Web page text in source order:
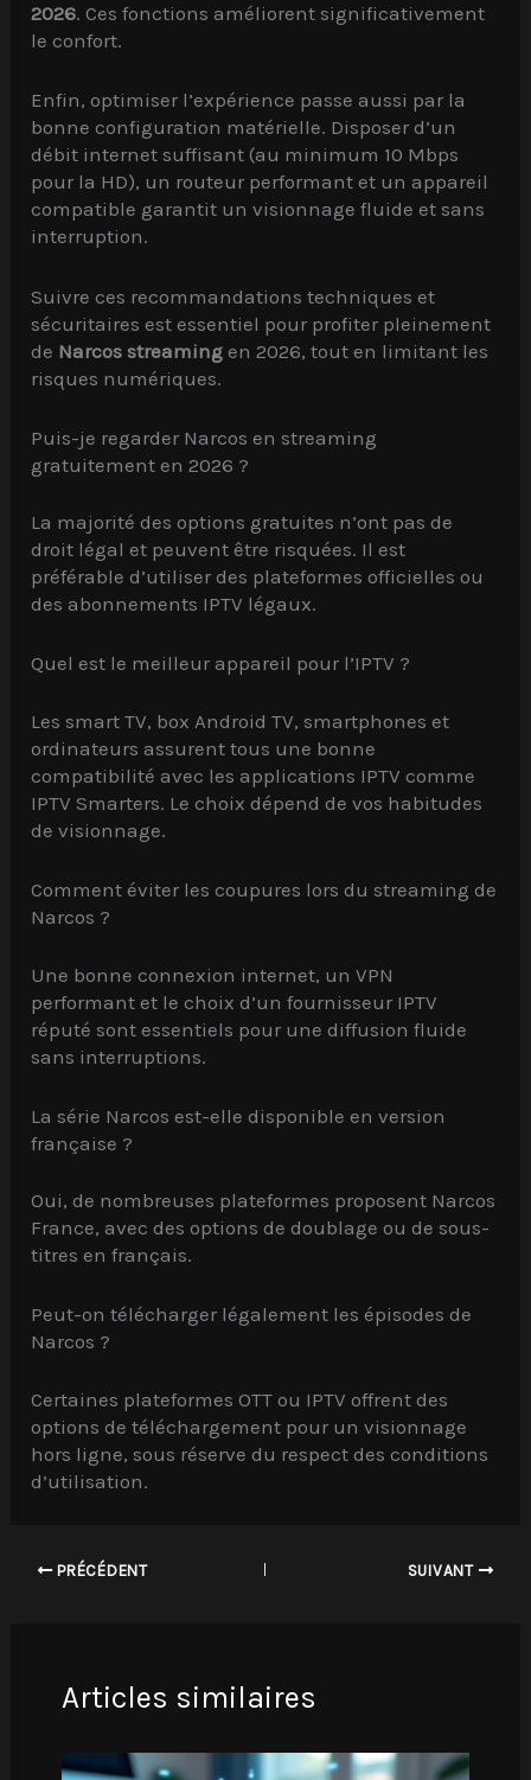
2026. Ces fonctions améliorent significativement
le confort.
Enfin, optimiser l’expérience passe aussi par la
bonne configuration matérielle. Disposer d’un
débit internet suffisant (au minimum 10 Mbps
pour la HD), un routeur performant et un appareil
compatible garantit un visionnage fluide et sans
interruption.
Suivre ces recommandations techniques et
sécuritaires est essentiel pour profiter pleinement
de Narcos streaming en 2026, tout en limitant les
risques numériques.
Puis-je regarder Narcos en streaming
gratuitement en 2026 ?
La majorité des options gratuites n’ont pas de
droit légal et peuvent être risquées. Il est
préférable d’utiliser des plateformes officielles ou
des abonnements IPTV légaux.
Quel est le meilleur appareil pour l’IPTV ?
Les smart TV, box Android TV, smartphones et
ordinateurs assurent tous une bonne
compatibilité avec les applications IPTV comme
IPTV Smarters. Le choix dépend de vos habitudes
de visionnage.
Comment éviter les coupures lors du streaming de
Narcos ?
Une bonne connexion internet, un VPN
performant et le choix d’un fournisseur IPTV
réputé sont essentiels pour une diffusion fluide
sans interruptions.
La série Narcos est-elle disponible en version
française ?
Oui, de nombreuses plateformes proposent Narcos
France, avec des options de doublage ou de sous-
titres en français.
Peut-on télécharger légalement les épisodes de
Narcos ?
Certaines plateformes OTT ou IPTV offrent des
options de téléchargement pour un visionnage
hors ligne, sous réserve du respect des conditions
d’utilisation.
PRÉCÉDENT SUIVANT
Articles similaires